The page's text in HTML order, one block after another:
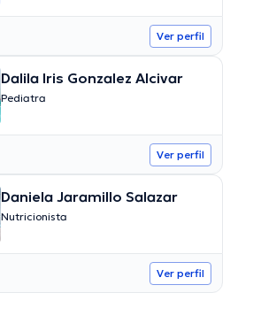
Ver perfil
Dalila Iris Gonzalez Alcivar
Pediatra
Ver perfil
Daniela Jaramillo Salazar
Nutricionista
Ver perfil